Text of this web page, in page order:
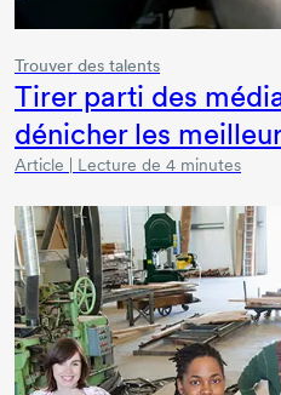
Trouver des talents
Tirer parti des
dénicher les
Article | Lecture de 4 minutes